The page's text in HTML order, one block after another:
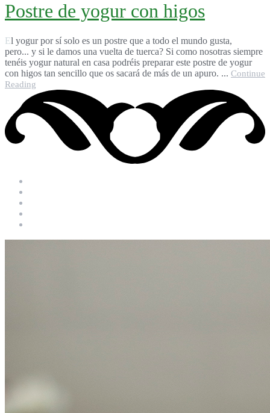
Postre de yogur con higos
El yogur por sí solo es un postre que a todo el mundo gusta,
pero... y si le damos una vuelta de tuerca? Si como nosotras siempre
tenéis yogur natural en casa podréis preparar este postre de yogur
con higos tan sencillo que os sacará de más de un apuro. ... Continue
Reading